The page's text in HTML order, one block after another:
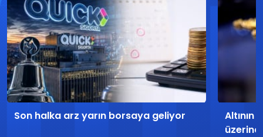
Son halka arz yarın borsaya geliyor
Altının